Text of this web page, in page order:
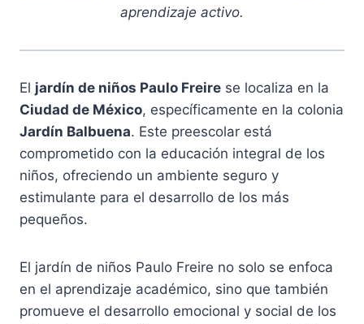
aprendizaje activo.
El jardín de niños Paulo Freire se localiza en la
Ciudad de México, específicamente en la colonia
Jardín Balbuena. Este preescolar está
comprometido con la educación integral de los
niños, ofreciendo un ambiente seguro y
estimulante para el desarrollo de los más
pequeños.
El jardín de niños Paulo Freire no solo se enfoca
en el aprendizaje académico, sino que también
promueve el desarrollo emocional y social de los